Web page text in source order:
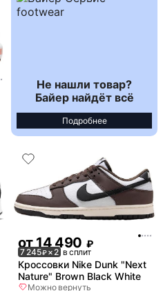
Не нашли товар?
Байер найдёт всё
Подробнее
от 14 490 ₽
7 245₽× 2 в сплит
Кроссовки Nike Dunk "Next
Nature" Brown Black White
Можно вернуть